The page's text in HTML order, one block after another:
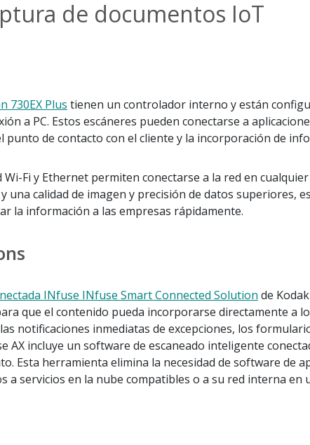
de documentos IoT
730EX Plus tienen un controlador interno y están
a PC. Estos escáneres pueden conectarse a
punto de contacto con el cliente y la incorporación de
Fi y Ethernet permiten conectarse a la red en
una calidad de imagen y precisión de datos superiores,
la información a las empresas rápidamente.
INfuse INfuse Smart Connected Solution de
que el contenido pueda incorporarse directamente a
notificaciones inmediatas de excepciones, los
AX incluye un software de escaneado inteligente
Esta herramienta elimina la necesidad de software de
a servicios en la nube compatibles o a su red interna en